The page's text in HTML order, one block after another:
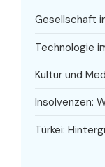
Gesellschaft
Technologie
Kultur und
Insolvenzen:
Türkei: